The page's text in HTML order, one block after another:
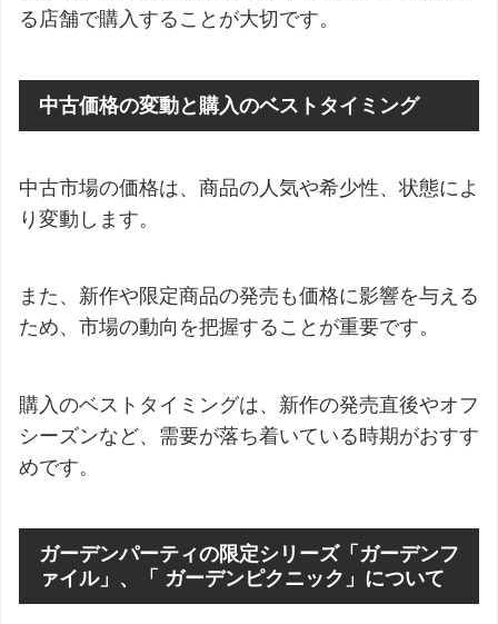
る店舗で購入することが大切です。
中古価格の変動と購入のベストタイミング
中古市場の価格は、商品の人気や希少性、状態によ
り変動します。
また、新作や限定商品の発売も価格に影響を与える
ため、市場の動向を把握することが重要です。
購入のベストタイミングは、新作の発売直後やオフ
シーズンなど、需要が落ち着いている時期がおすす
めです。
ガーデンパーティの限定シリーズ「ガーデンフ
ァイル」、「 ガーデンピクニック」について